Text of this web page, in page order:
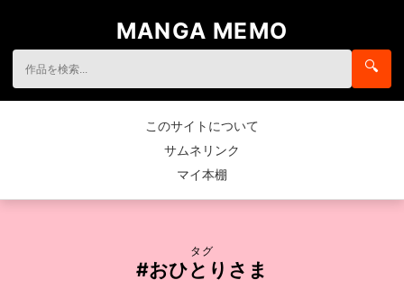
MANGA MEMO
🔍
このサイトについて
サムネリンク
マイ本棚
タグ
#おひとりさま